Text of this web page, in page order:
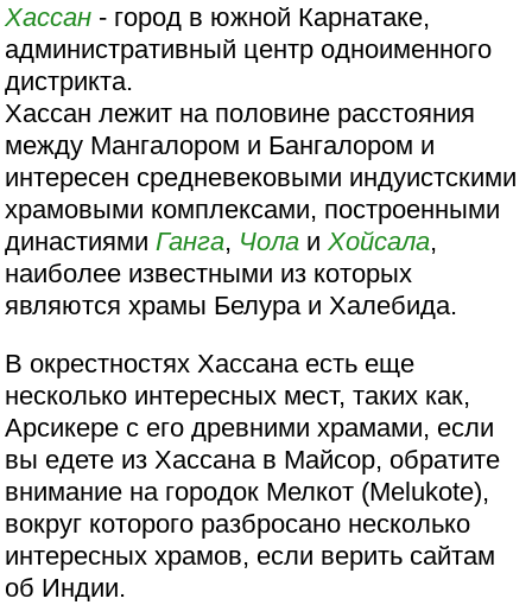
Хассан - город в южной Карнатаке,
административный центр одноименного
дистрикта.
Хассан лежит на половине расстояния
между Мангалором и Бангалором и
интересен средневековыми индуистскими
храмовыми комплексами, построенными
династиями Ганга, Чола иХойсала,
наиболее известными из которых
являются храмы Белура и Халебида.
В окрестностях Хассана есть еще
несколько интересных мест, таких как,
Арсикере с его древними храмами, если
вы едете из Хассана в Майсор, обратите
внимание на городок Мелкот (Melukote),
вокруг которого разбросано несколько
интересных храмов, если верить сайтам
об Индии.